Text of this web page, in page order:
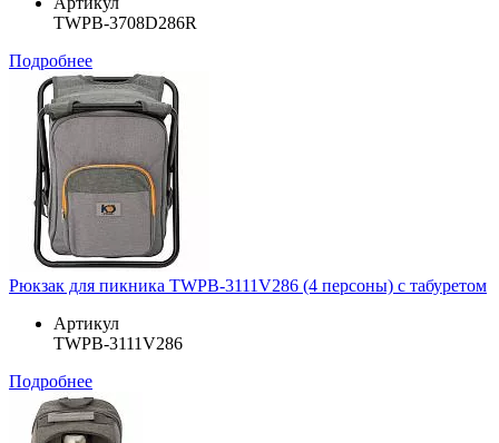
TWPB-3708D286R
Подробнее
Рюкзак для пикника TWPB-3111V286 (4 персоны) с табуретом
Артикул
TWPB-3111V286
Подробнее